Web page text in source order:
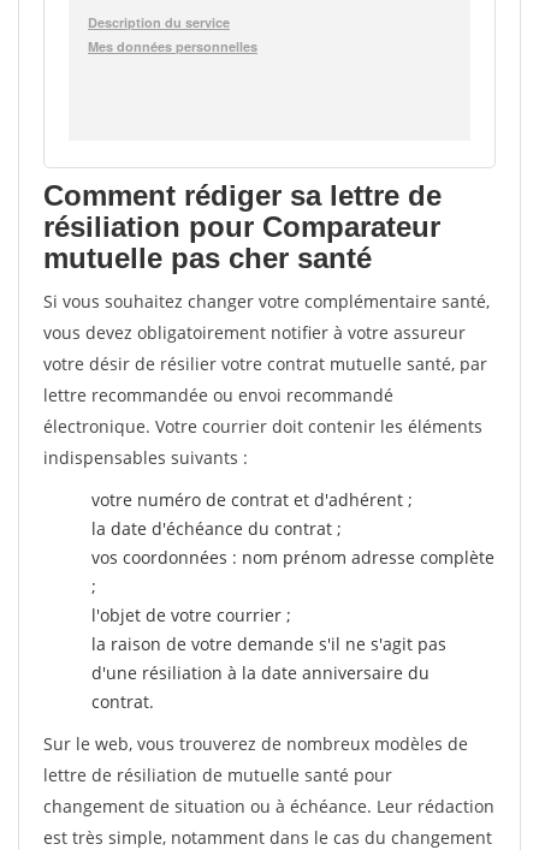
Comment rédiger sa lettre de
résiliation pour Comparateur
mutuelle pas cher santé
Si vous souhaitez changer votre complémentaire santé,
vous devez obligatoirement notifier à votre assureur
votre désir de résilier votre contrat mutuelle santé, par
lettre recommandée ou envoi recommandé
électronique. Votre courrier doit contenir les éléments
indispensables suivants :
votre numéro de contrat et d'adhérent ;
la date d'échéance du contrat ;
vos coordonnées : nom prénom adresse complète
;
l'objet de votre courrier ;
la raison de votre demande s'il ne s'agit pas
d'une résiliation à la date anniversaire du
contrat.
Sur le web, vous trouverez de nombreux modèles de
lettre de résiliation de mutuelle santé pour
changement de situation ou à échéance. Leur rédaction
est très simple, notamment dans le cas du changement